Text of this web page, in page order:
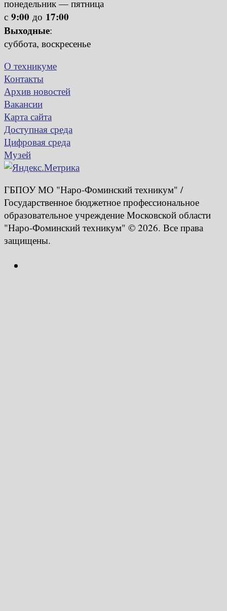
понедельник — пятница
с 9:00 до 17:00
Выходные:
суббота, воскресенье
О техникуме
Контакты
Архив новостей
Вакансии
Карта сайта
Доступная среда
Цифровая среда
Музей
ГБПОУ МО "Наро-Фоминский техникум" /
Государственное бюджетное профессиональное
образовательное учреждение Московской области
"Наро-Фоминский техникум" © 2026. Все права
защищены.